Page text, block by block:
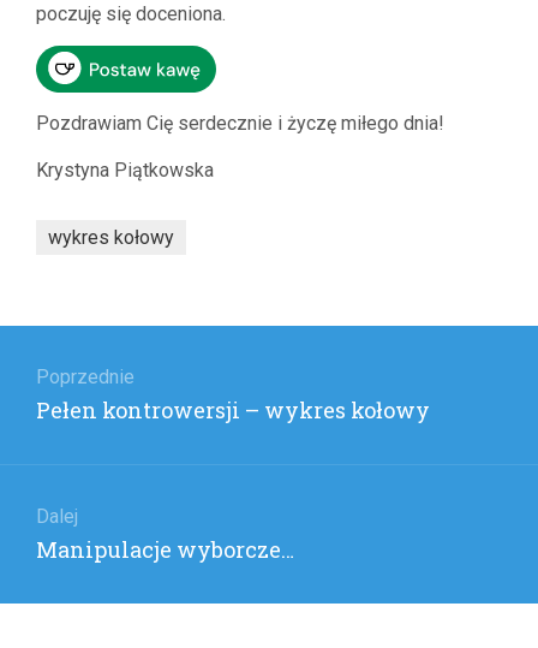
poczuję się doceniona.
Pozdrawiam Cię serdecznie i życzę miłego dnia!
Krystyna Piątkowska
wykres kołowy
wpisu
Poprzednie
Poprzedni
Pełen kontrowersji – wykres kołowy
Dalej
Następny
Manipulacje wyborcze…